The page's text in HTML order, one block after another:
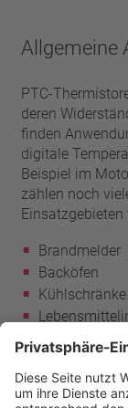
Allgemeine
PTC-
deren
finden
digitale
Beispiel im
zählen noch
Brandmelder
Backöfen
Kühlschränke
Industrie-